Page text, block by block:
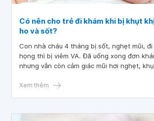
Có nên cho trẻ đi khám khi bị khụt
ho và sốt?
Con nhà cháu 4 tháng bị sốt, nghẹt mũi, đi
họng thì bị viêm VA. Đã uống xong đơn
nhưng vẫn còn cảm giác mũi hơi nghẹt,
Xem thêm